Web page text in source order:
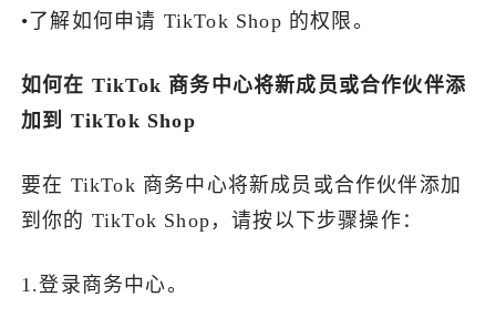
•了解如何申请 TikTok Shop 的权限。
如何在 TikTok 商务中心将新成员或合作伙伴添
加到 TikTok Shop
要在 TikTok 商务中心将新成员或合作伙伴添加
到你的 TikTok Shop，请按以下步骤操作：
1.登录商务中心。